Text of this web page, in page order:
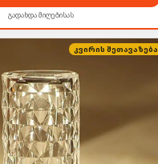
გადახდა მიღებისას
კვირის შეთავაზება